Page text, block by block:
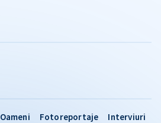
Oameni Fotoreportaje
Interviuri